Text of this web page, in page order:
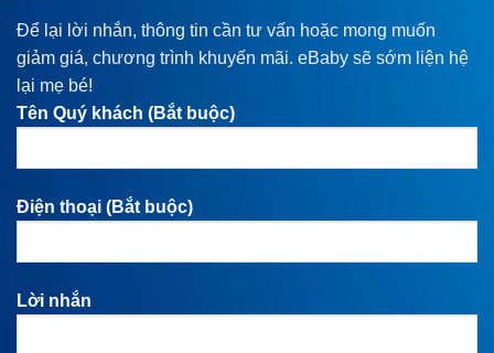
Để lại lời nhắn, thông tin cần tư vấn hoặc mong muốn
giảm giá, chương trình khuyến mãi. eBaby sẽ sớm liện hệ
lại mẹ bé!
Tên Quý khách (Bắt buộc)
Điện thoại (Bắt buộc)
Lời nhắn